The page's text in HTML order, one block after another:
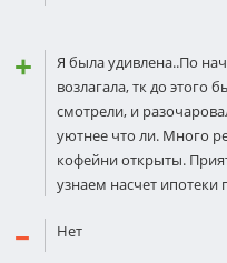
Я была удивлена..По
возлагала, тк до
смотрели, и
уютнее что ли. Много
кофейни открыты.
узнаем насчет ипотеки
Нет